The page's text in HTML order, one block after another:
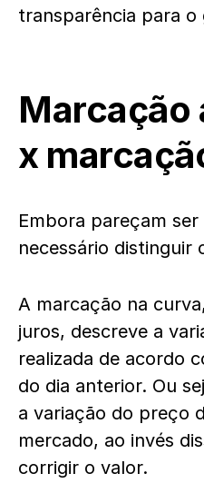
transparência para o
Marcação
x
Embora pareçam ser
necessário distinguir
A marcação na
juros, descreve a
realizada de acordo
do dia anterior. Ou
a variação do preço
mercado, ao invés
corrigir o valor.